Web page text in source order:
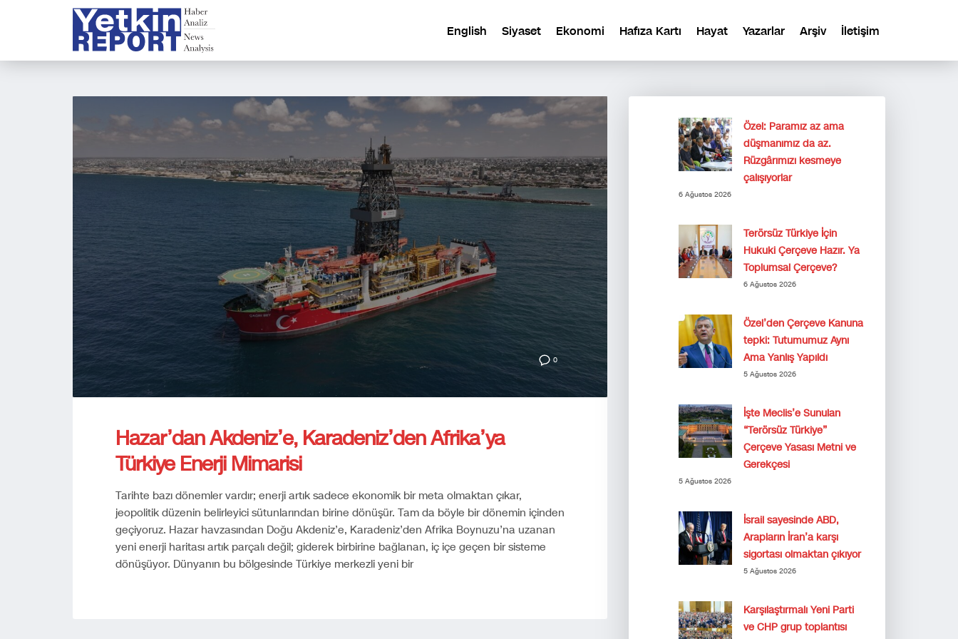
English Siyaset Ekonomi Hafıza Kartı Hayat Yazarlar Arşiv İletişim
0
Hazar’dan Akdeniz’e, Karadeniz’den Afrika’ya
Türkiye Enerji Mimarisi
Tarihte bazı dönemler vardır; enerji artık sadece ekonomik bir meta olmaktan çıkar,
jeopolitik düzenin belirleyici sütunlarından birine dönüşür. Tam da böyle bir dönemin içinden
geçiyoruz. Hazar havzasından Doğu Akdeniz’e, Karadeniz’den Afrika Boynuzu’na uzanan
yeni enerji haritası artık parçalı değil; giderek birbirine bağlanan, iç içe geçen bir sisteme
dönüşüyor. Dünyanın bu bölgesinde Türkiye merkezli yeni bir
Özel: Paramız az ama
düşmanımız da az.
Rüzgârımızı kesmeye
çalışıyorlar
6 Ağustos 2026
Terörsüz Türkiye İçin
Hukuki Çerçeve Hazır. Ya
Toplumsal Çerçeve?
6 Ağustos 2026
Özel’den Çerçeve Kanuna
tepki: Tutumumuz Aynı
Ama Yanlış Yapıldı
5 Ağustos 2026
İşte Meclis’e Sunulan
“Terörsüz Türkiye”
Çerçeve Yasası Metni ve
Gerekçesi
5 Ağustos 2026
İsrail sayesinde ABD,
Arapların İran’a karşı
sigortası olmaktan çıkıyor
5 Ağustos 2026
Karşılaştırmalı Yeni Parti
ve CHP grup toplantısı